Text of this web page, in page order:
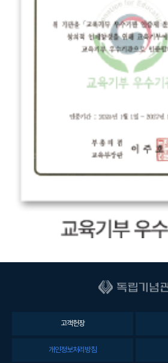
고객헌장
개인정보처리방침